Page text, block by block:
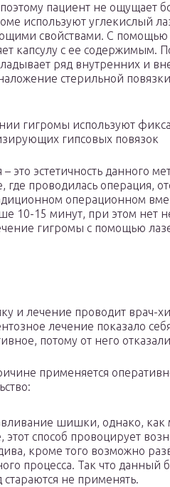
пациент не ощущает
используют углекислый
свойствами. С помощью
капсулу с ее содержимым.
ряд внутренних и
стерильной
гигромы используют
гипсовых повязок
эстетичность данного
проводилась операция,
операционном
10-15 минут, при этом нет
гигромы с помощью
и лечение проводит врач-
лечение показало
потому от него
применяется
шишки, однако, как
этот способ провоцирует
кроме того возможно
процесса. Так что данный
стараются не применять.